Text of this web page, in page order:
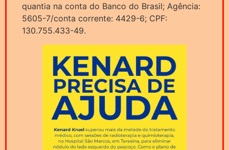
quantia na conta do Banco do Brasil; Agência:
5605-7/conta corrente: 4429-6; CPF:
130.755.433-49.